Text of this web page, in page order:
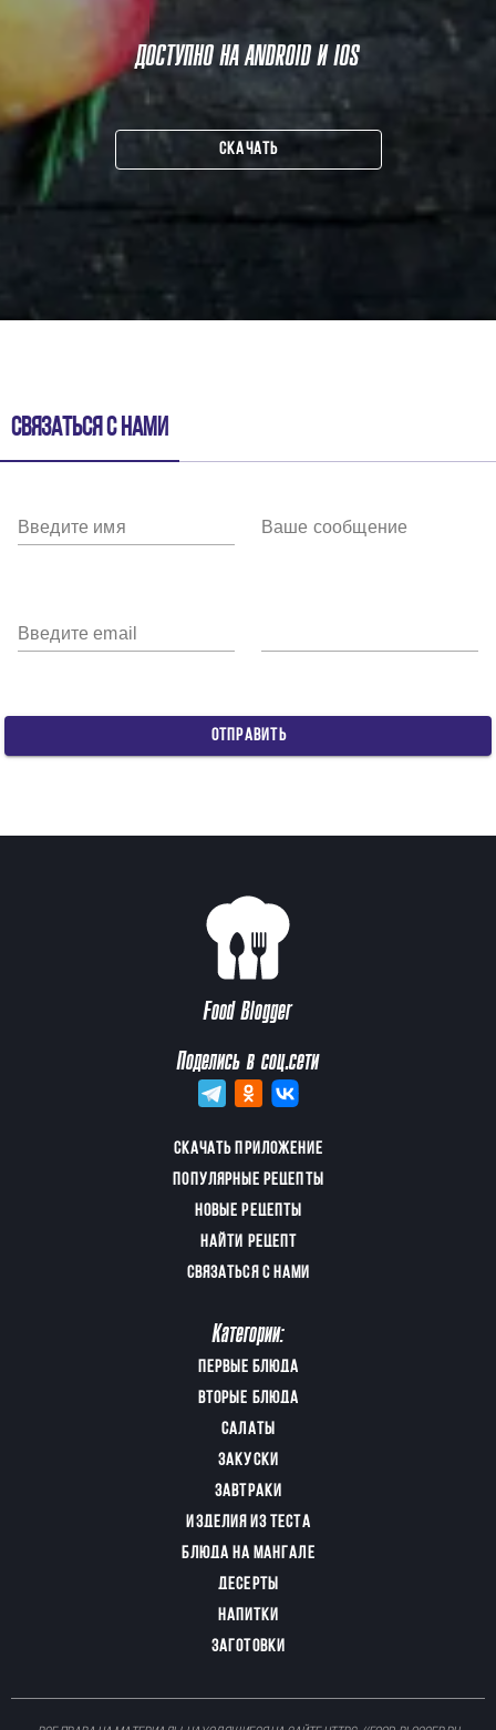
ДОСТУПНО НА ANDROID И IOS
СКАЧАТЬ
Связаться с нами
Введите имя
Введите email
Ваше сообщение
ОТПРАВИТЬ
Food Blogger
Поделись в соц.сети
СКАЧАТЬ ПРИЛОЖЕНИЕ
ПОПУЛЯРНЫЕ РЕЦЕПТЫ
НОВЫЕ РЕЦЕПТЫ
НАЙТИ РЕЦЕПТ
СВЯЗАТЬСЯ С НАМИ
Категории:
ПЕРВЫЕ БЛЮДА
ВТОРЫЕ БЛЮДА
САЛАТЫ
ЗАКУСКИ
ЗАВТРАКИ
ИЗДЕЛИЯ ИЗ ТЕСТА
БЛЮДА НА МАНГАЛЕ
ДЕСЕРТЫ
НАПИТКИ
ЗАГОТОВКИ